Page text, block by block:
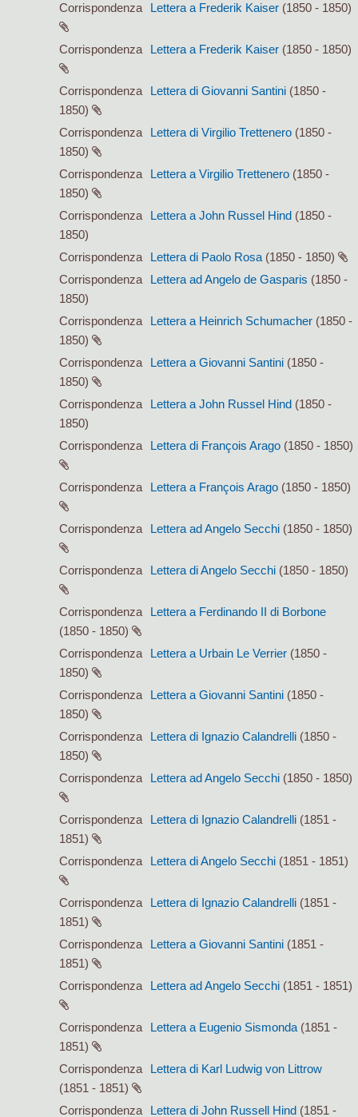
Corrispondenza Lettera a Frederik Kaiser (1850 - 1850)
Corrispondenza Lettera a Frederik Kaiser (1850 - 1850)
Corrispondenza Lettera di Giovanni Santini (1850 -
1850)
Corrispondenza
Lettera di Virgilio Trettenero (1850 -
1850)
Corrispondenza
Lettera a Virgilio Trettenero (1850 -
1850)
Corrispondenza
Lettera a John Russel Hind (1850 -
1850)
Corrispondenza
Lettera di Paolo Rosa (1850 - 1850)
Corrispondenza
Lettera ad Angelo de Gasparis (1850 -
1850)
Corrispondenza
Lettera a Heinrich Schumacher (1850 -
1850)
Corrispondenza
Lettera a Giovanni Santini (1850 -
1850)
Corrispondenza
Lettera a John Russel Hind (1850 -
1850)
Corrispondenza
Lettera di François Arago (1850 - 1850)
Corrispondenza Lettera a François Arago (1850 - 1850)
Corrispondenza Lettera ad Angelo Secchi (1850 - 1850)
Corrispondenza Lettera di Angelo Secchi (1850 - 1850)
Corrispondenza
Lettera a Ferdinando II di Borbone
(1850 - 1850)
Corrispondenza
Lettera a Urbain Le Verrier (1850 -
1850)
Corrispondenza
Lettera a Giovanni Santini (1850 -
1850)
Corrispondenza
Lettera di Ignazio Calandrelli (1850 -
1850)
Corrispondenza
Lettera ad Angelo Secchi (1850 - 1850)
Corrispondenza Lettera di Ignazio Calandrelli (1851 -
1851)
Corrispondenza
Lettera di Angelo Secchi (1851 - 1851)
Corrispondenza Lettera di Ignazio Calandrelli (1851 -
1851)
Corrispondenza
Lettera a Giovanni Santini (1851 -
1851)
Corrispondenza
Lettera ad Angelo Secchi (1851 - 1851)
Corrispondenza Lettera a Eugenio Sismonda (1851 -
1851)
Corrispondenza
Lettera di Karl Ludwig von Littrow
(1851 - 1851)
Corrispondenza
Lettera di John Russell Hind (1851 -